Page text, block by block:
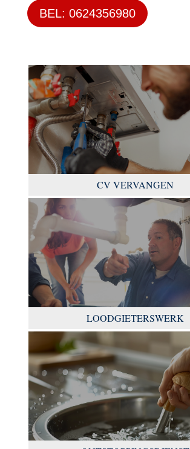
BEL: 0624356980
CV VERVANGEN
LOODGIETERSWERK